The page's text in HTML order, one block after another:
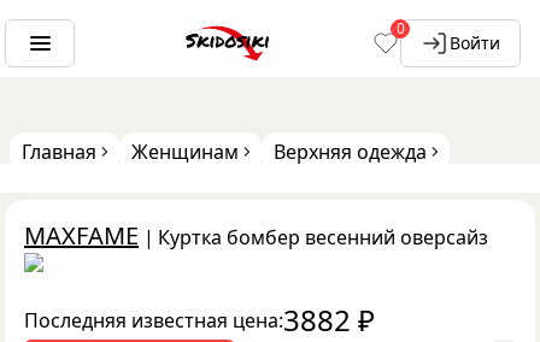
0
Войти
Главная Женщинам Верхняя одежда
MAXFAME | Куртка бомбер весенний оверсайз
Последняя известная цена:3882 ₽